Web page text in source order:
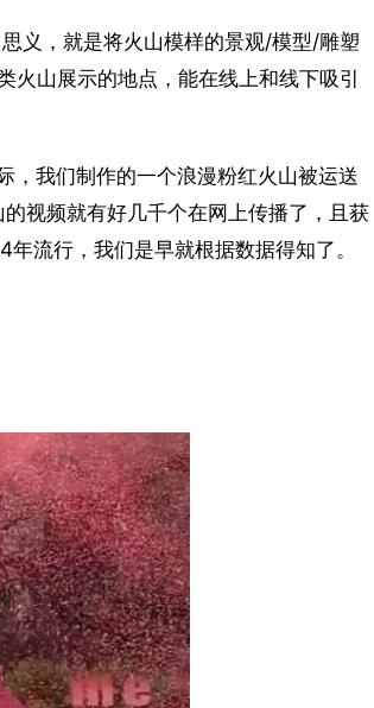
义，就是将火山模样的景观/模型/雕塑
火山展示的地点，能在线上和线下吸引
我们制作的一个浪漫粉红火山被运送
视频就有好几千个在网上传播了，且获
流行，我们是早就根据数据得知了。